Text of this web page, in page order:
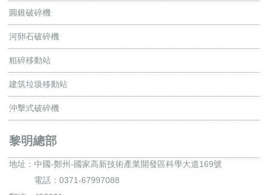
圓錐破碎機
河卵石破碎機
粗碎移動站
建筑垃圾移動站
沖擊式破碎機
黎明總部
地址： 中國-鄭州-國家高新技術產業開發區科學大道169號
電話：0371-67997088